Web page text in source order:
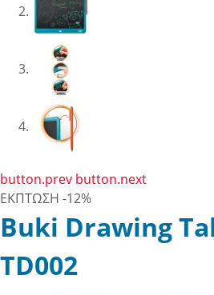
button.prev button.next
ΕΚΠΤΩΣΗ -12%
Buki Drawing
TD002